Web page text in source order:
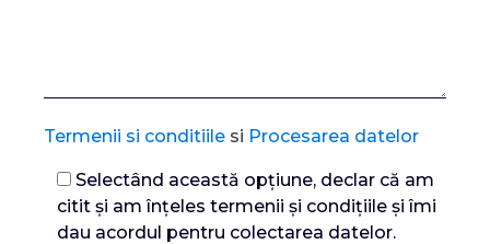
Termenii si conditiile si Procesarea datelor
Selectând această opțiune, declar că am
citit și am înțeles termenii și condițiile și îmi
dau acordul pentru colectarea datelor.